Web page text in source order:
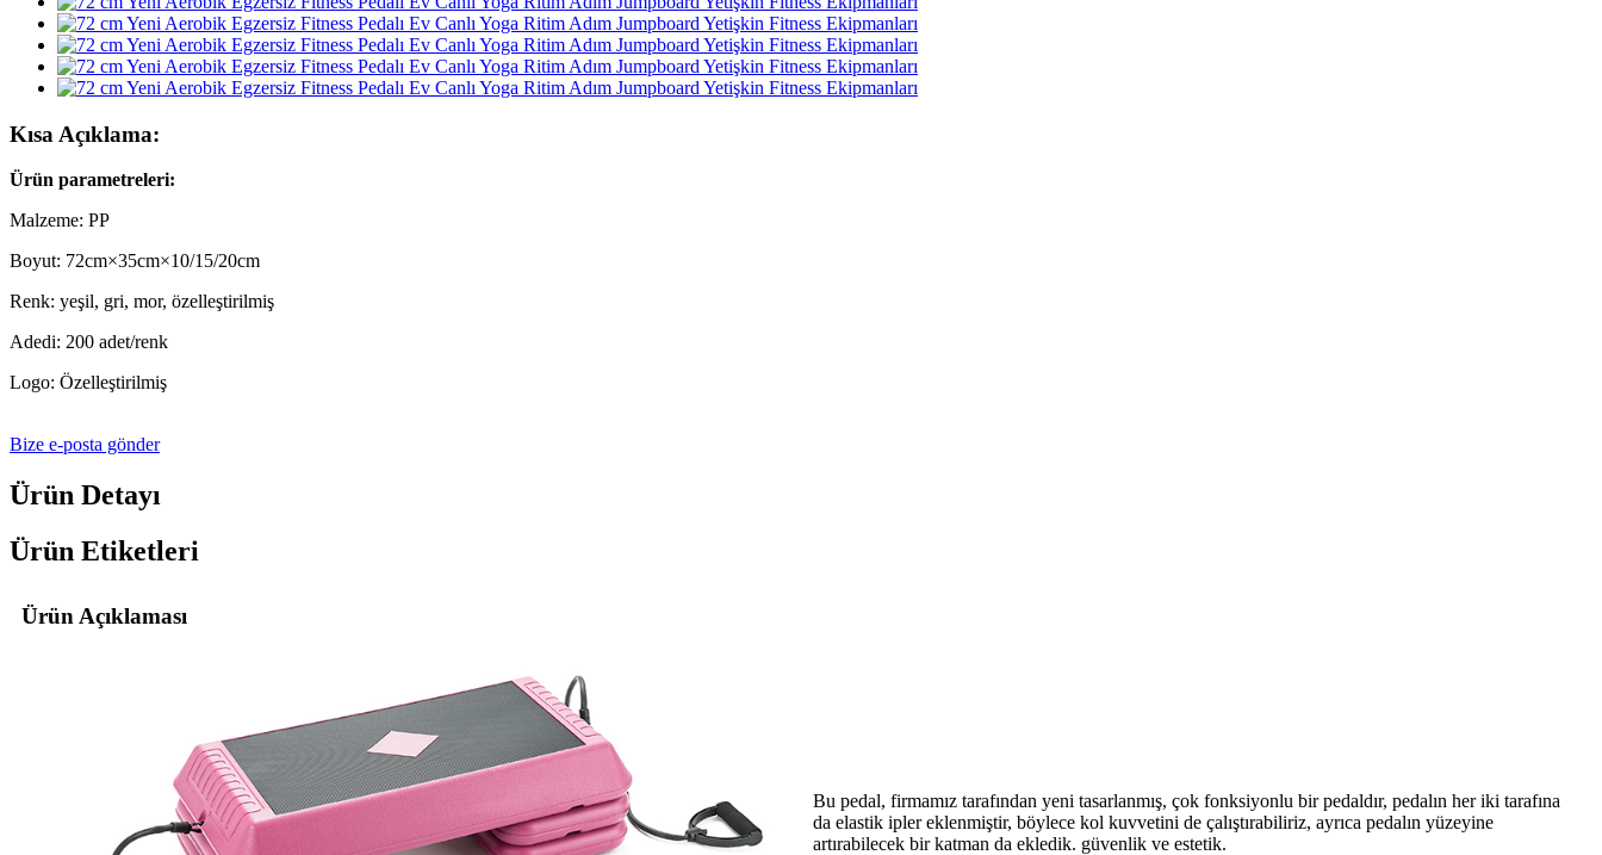
Kısa Açıklama:
Ürün parametreleri:
Malzeme: PP
Boyut: 72cm×35cm×10/15/20cm
Renk: yeşil, gri, mor, özelleştirilmiş
Adedi: 200 adet/renk
Logo: Özelleştirilmiş
Bize e-posta gönder
Ürün Detayı
Ürün Etiketleri
Ürün Açıklaması
Bu pedal, firmamız tarafından yeni tasarlanmış, çok fonksiyonlu bir pedaldır, pedalın her iki tarafına
da elastik ipler eklenmiştir, böylece kol kuvvetini de çalıştırabiliriz, ayrıca pedalın yüzeyine
artırabilecek bir katman da ekledik. güvenlik ve estetik.